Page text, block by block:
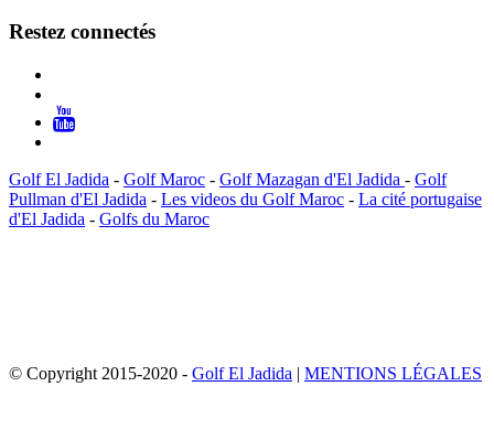
Restez connectés
Golf El Jadida - Golf Maroc - Golf Mazagan d'El Jadida - Golf
Pullman d'El Jadida - Les videos du Golf Maroc - La cité portugaise
d'El Jadida - Golfs du Maroc
© Copyright 2015-2020 - Golf El Jadida | MENTIONS LÉGALES